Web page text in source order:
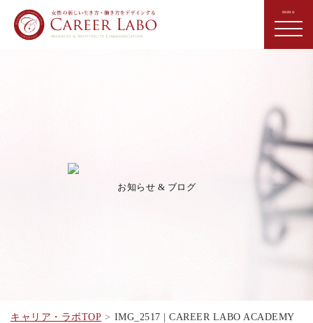
お知らせ & ブログ
キャリア・ラボTOP IMG_2517 | CAREER LABO ACADEMY